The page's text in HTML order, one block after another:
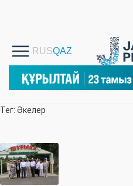
Тег: Әкелер